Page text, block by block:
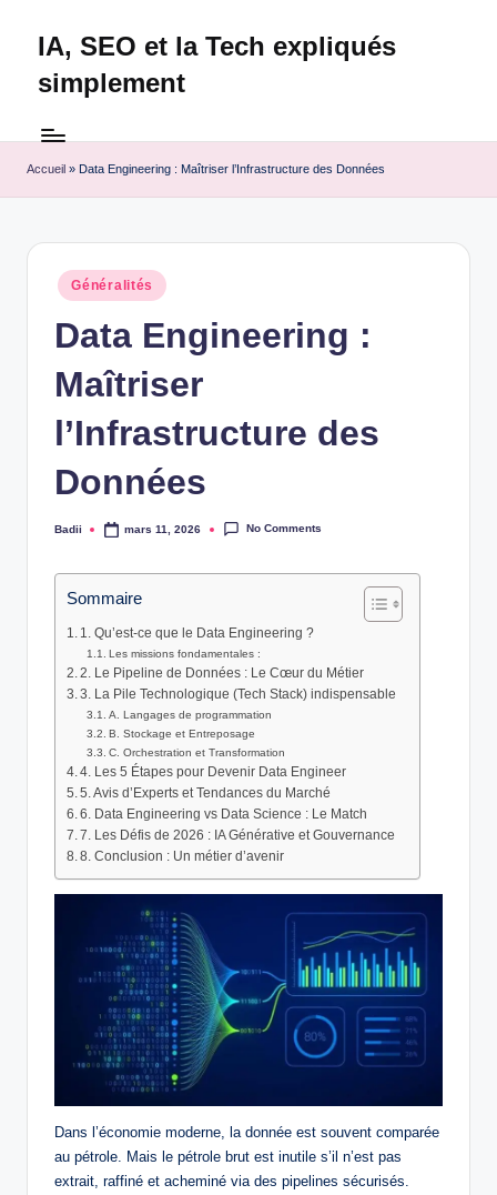
IA, SEO et la Tech expliqués
simplement
est
votre
destination
pour
l'actualité
tech.
Découvrez
des
tests
experts,
les
dernières
innovations
Accueil » Data Engineering : Maîtriser l’Infrastructure des Données
Posted
in
Généralités
Data Engineering :
Maîtriser
l’Infrastructure des
Données
Posted
Badii mars 11, 2026 No Comments
Sommaire
1. Qu’est-ce que le Data Engineering ?
Les missions fondamentales :
2. Le Pipeline de Données : Le Cœur du Métier
3. La Pile Technologique (Tech Stack) indispensable
A. Langages de programmation
B. Stockage et Entreposage
C. Orchestration et Transformation
4. Les 5 Étapes pour Devenir Data Engineer
5. Avis d’Experts et Tendances du Marché
6. Data Engineering vs Data Science : Le Match
7. Les Défis de 2026 : IA Générative et Gouvernance
8. Conclusion : Un métier d’avenir
Dans l’économie moderne, la donnée est souvent comparée
au pétrole. Mais le pétrole brut est inutile s’il n’est pas
extrait, raffiné et acheminé via des pipelines sécurisés.